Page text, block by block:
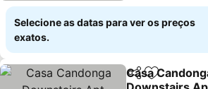
Selecione as datas para ver os preços
exatos.
PartilharAdicionar
Casa